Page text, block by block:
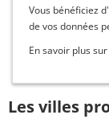
Vous bénéficiez
de vos données
En savoir plus
Les villes